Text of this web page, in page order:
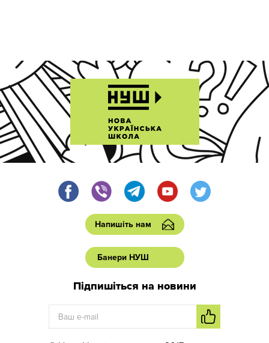
Напишіть нам
Банери НУШ
Підпишіться на новини